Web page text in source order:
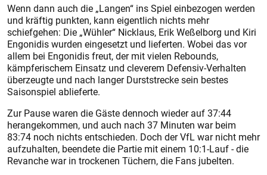
Wenn dann auch die „Langen“ ins Spiel einbezogen werden
und kräftig punkten, kann eigentlich nichts mehr
schiefgehen: Die „Wühler“ Nicklaus, Erik Weßelborg und Kiri
Engonidis wurden eingesetzt und lieferten. Wobei das vor
allem bei Engonidis freut, der mit vielen Rebounds,
kämpferischem Einsatz und cleverem Defensiv-Verhalten
überzeugte und nach langer Durststrecke sein bes­tes
Saisonspiel ablieferte.
Zur Pause waren die Gäste dennoch wieder auf 37:44
herangekommen, und auch nach 37 Minuten war beim
83:74 noch nichts entschieden. Doch der VfL war nicht mehr
aufzuhalten, beendete die Partie mit einem 10:1-Lauf - die
Revanche war in trockenen Tüchern, die Fans jubelten.